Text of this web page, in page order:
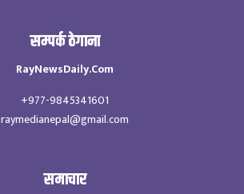
सम्पर्क ठेगाना
RayNewsDaily.Com
+977-9845341601
raymedianepal@gmail.com
समाचार